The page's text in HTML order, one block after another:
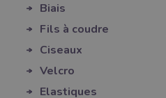
Biais
Fils à coudre
Ciseaux
Velcro
Elastiques